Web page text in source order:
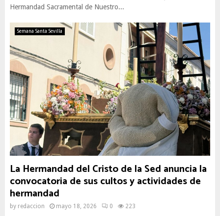
Hermandad Sacramental de Nuestro...
Semana Santa Sevilla
La Hermandad del Cristo de la Sed anuncia la
convocatoria de sus cultos y actividades de
hermandad
by redaccion mayo 18, 2026 0 223